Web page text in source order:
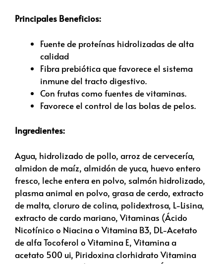
Principales Beneficios:
Fuente de proteínas hidrolizadas de alta
calidad
Fibra prebiótica que favorece el sistema
inmune del tracto digestivo.
Con frutas como fuentes de vitaminas.
Favorece el control de las bolas de pelos.
Ingredientes:
Agua, hidrolizado de pollo, arroz de cervecería,
almidon de maíz, almidón de yuca, huevo entero
fresco, leche entera en polvo, salmón hidrolizado,
plasma animal en polvo, grasa de cerdo, extracto
de malta, cloruro de colina, polidextrosa, L-Lisina,
extracto de cardo mariano, Vitaminas (Ácido
Nicotínico o Niacina o Vitamina B3, DL-Acetato
de alfa Tocoferol o Vitamina E, Vitamina a
acetato 500 ui, Piridoxina clorhidrato Vitamina